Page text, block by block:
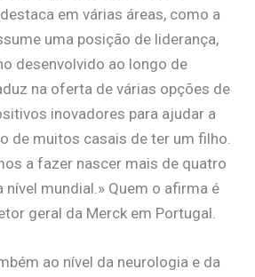
em várias áreas, como a
uma posição de liderança,
desenvolvido ao longo de
na oferta de várias opções de
inovadores para ajudar a
de muitos casais de ter um filho.
a fazer nascer mais de quatro
nível mundial.» Quem o afirma é
geral da Merck em Portugal.
ao nível da neurologia e da